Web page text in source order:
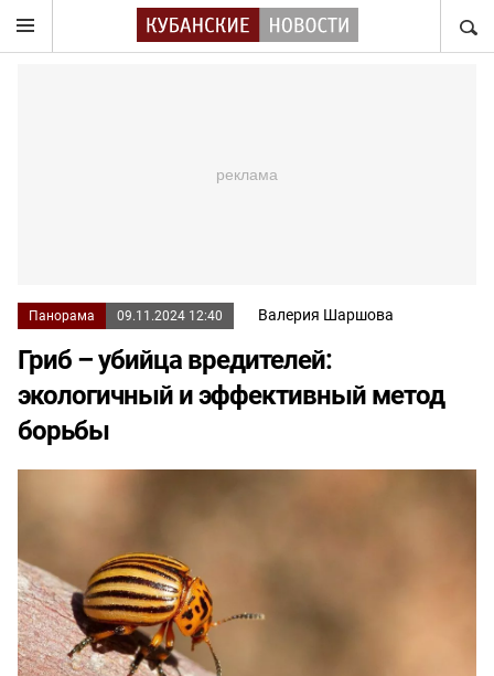
Панорама 09.11.2024 12:40 Валерия Шаршова
Гриб – убийца вредителей:
экологичный и эффективный метод
борьбы